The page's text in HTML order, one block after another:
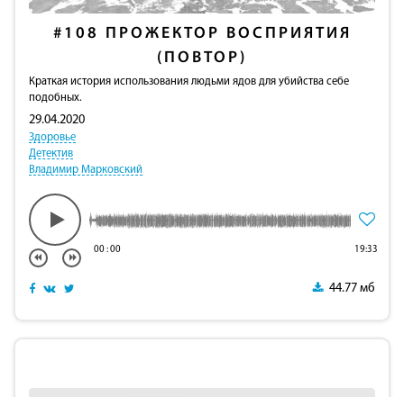
#108
ПРОЖЕКТОР ВОСПРИЯТИЯ
(ПОВТОР)
Краткая история использования людьми ядов для убийства себе
подобных.
29.04.2020
Здоровье
Детектив
Владимир Марковский
00:00 19:33
44.77 мб